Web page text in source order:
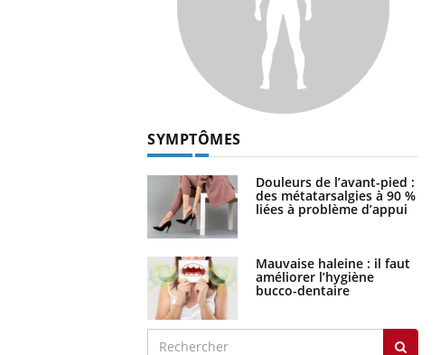
SYMPTÔMES
Douleurs de l’avant-pied :
des métatarsalgies à 90 %
liées à problème d’appui
Mauvaise haleine : il faut
améliorer l’hygiène
bucco-dentaire